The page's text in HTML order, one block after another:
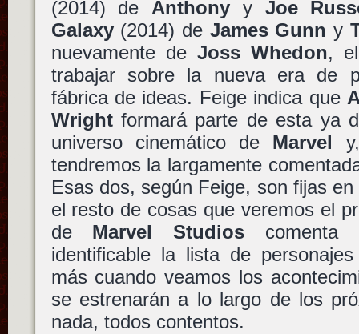
(2014) de Anthony y Joe
Galaxy(2014) de James Gunn y
nuevamente de Joss Whedon,
trabajar sobre la nueva era de
fábrica de ideas. Feige indica que
Wrightformará parte de esta ya
universo cinemático de Marvel
tendremos la largamente
Esas dos, según Feige, son fijas
el resto de cosas que veremos el
de Marvel Studios comenta
identificable la lista de
más cuando veamos los
se estrenarán a lo largo de los
nada, todos contentos.